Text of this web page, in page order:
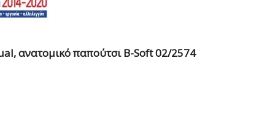
ανατομικό παπούτσι B-Soft 02/2574